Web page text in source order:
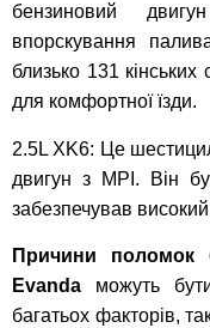
бензиновий
впорскування
близько 131
для комфортної їзди.
2.5L XK6: Це
двигун з MPI. Він
забезпечував високий
Причини поломок
Evanda можуть
багатьох факторів,